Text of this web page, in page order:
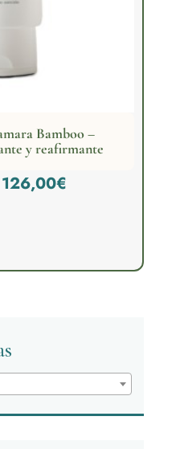
Bamboo –
y reafirmante
126,00€
desde